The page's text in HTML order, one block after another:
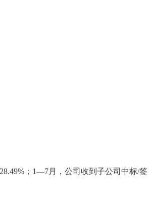
；1—7月，公司收到子公司中标/签